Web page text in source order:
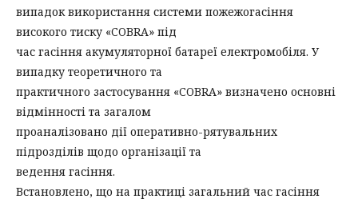
випадок використання системи пожежогасіння
високого тиску «COBRA» під
час гасіння акумуляторної батареї електромобіля. У
випадку теоретичного та
практичного застосування «COBRA» визначено основні
відмінності та загалом
проаналізовано дії оперативно-рятувальних
підрозділів щодо організації та
ведення гасіння.
Встановлено, що на практиці загальний час гасіння